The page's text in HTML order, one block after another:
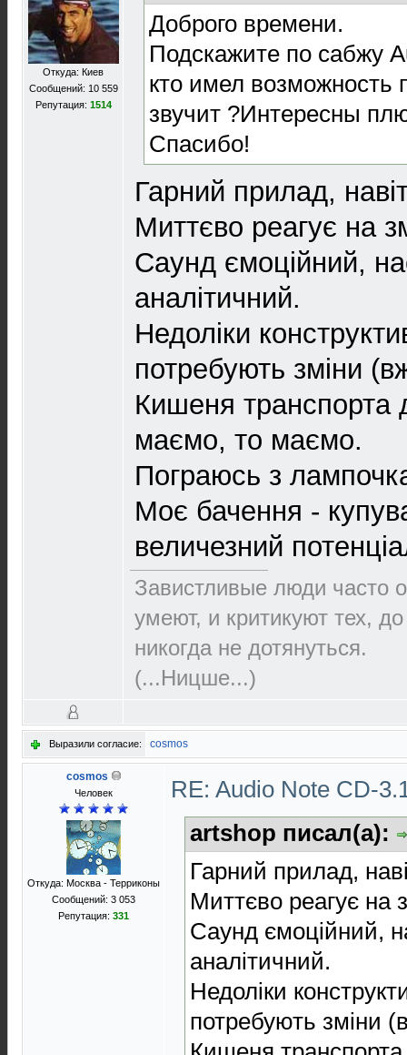
Откуда: Киев
Сообщений: 10 559
Репутация: 1514
Доброго времени.
Подскажите по сабжу
кто имел возможность
звучит ?Интересны
Спасибо!
Гарний прилад,
Миттєво реагує на
Саунд ємоційний,
аналітичний.
Недоліки
потребують зміни
Кишеня транспорта
маємо, то маємо.
Пограюсь з
Моє бачення -
величезний
Завистливые люди часто
умеют, и критикуют тех,
никогда не дотянуться.
(...Ницше...)
Выразили согласие: cosmos
cosmos
Человек
Откуда: Москва - Терриконы
Сообщений: 3 053
Репутация: 331
RE: Audio Note CD-
artshop писал(а):
Гарний прилад,
Миттєво реагує на
Саунд ємоційний,
аналітичний.
Недоліки
потребують зміни